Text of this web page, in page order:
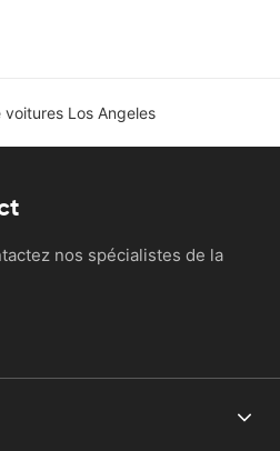
voitures Los Angeles
nos spécialistes de la